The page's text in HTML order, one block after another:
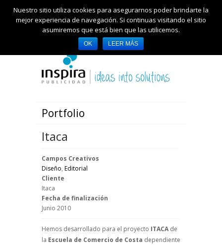
Portfolio
Itaca
Campos Creativos
Diseño, Editorial
Cliente
Itaca
Fecha de finalización
Junio 2010
Hemos desarrollado para el proyecto ITACA de
la Escuela de Comercio de Costa dependiente
Nuestro sitio utiliza cookies para asegurarnos poder brindarte la
mejor experiencia de navegación. Si continuas visitando el sitio
asumiremos que está bien que las utilicemos.
OK LEER MÁS